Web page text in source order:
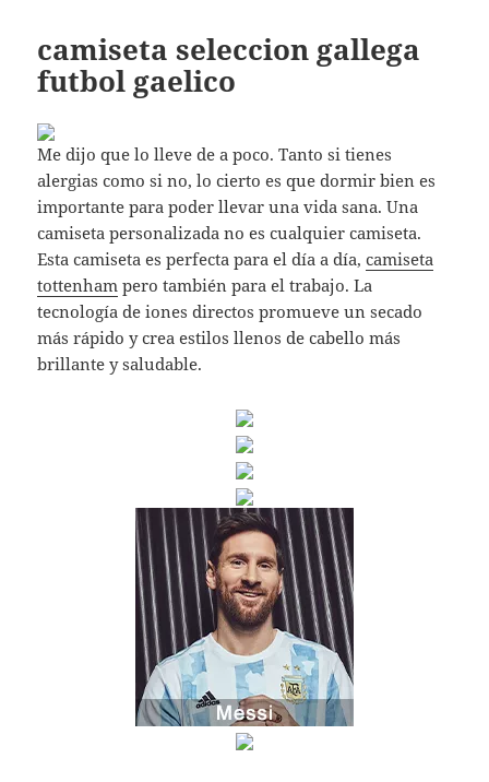
camiseta seleccion gallega
futbol gaelico
Me dijo que lo lleve de a poco. Tanto si tienes
alergias como si no, lo cierto es que dormir bien es
importante para poder llevar una vida sana. Una
camiseta personalizada no es cualquier camiseta.
Esta camiseta es perfecta para el día a día,camiseta
tottenham pero también para el trabajo. La
tecnología de iones directos promueve un secado
más rápido y crea estilos llenos de cabello más
brillante y saludable.